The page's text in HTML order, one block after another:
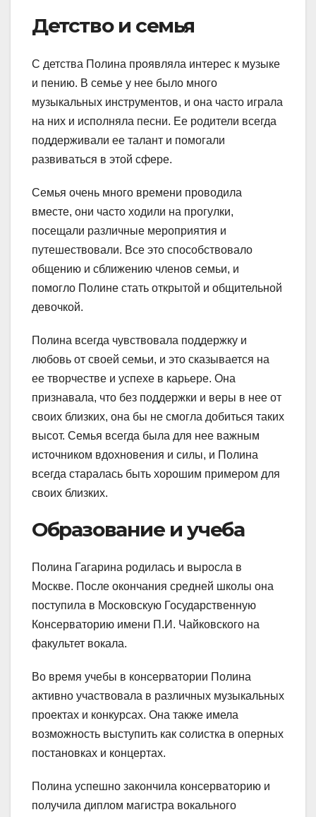
Детство и семья
С детства Полина проявляла интерес к музыке
и пению. В семье у нее было много
музыкальных инструментов, и она часто играла
на них и исполняла песни. Ее родители всегда
поддерживали ее талант и помогали
развиваться в этой сфере.
Семья очень много времени проводила
вместе, они часто ходили на прогулки,
посещали различные мероприятия и
путешествовали. Все это способствовало
общению и сближению членов семьи, и
помогло Полине стать открытой и общительной
девочкой.
Полина всегда чувствовала поддержку и
любовь от своей семьи, и это сказывается на
ее творчестве и успехе в карьере. Она
признавала, что без поддержки и веры в нее от
своих близких, она бы не смогла добиться таких
высот. Семья всегда была для нее важным
источником вдохновения и силы, и Полина
всегда старалась быть хорошим примером для
своих близких.
Образование и учеба
Полина Гагарина родилась и выросла в
Москве. После окончания средней школы она
поступила в Московскую Государственную
Консерваторию имени П.И. Чайковского на
факультет вокала.
Во время учебы в консерватории Полина
активно участвовала в различных музыкальных
проектах и конкурсах. Она также имела
возможность выступить как солистка в оперных
постановках и концертах.
Полина успешно закончила консерваторию и
получила диплом магистра вокального